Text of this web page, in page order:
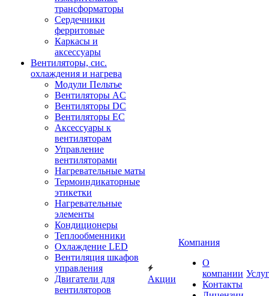
трансформаторы
Сердечники
ферритовые
Каркасы и
аксессуары
Вентиляторы, сис.
охлаждения и нагрева
Модули Пельтье
Вентиляторы AC
Вентиляторы DC
Вентиляторы EC
Аксессуары к
вентиляторам
Управление
вентиляторами
Нагревательные маты
Термоиндикаторные
этикетки
Нагревательные
элементы
Кондиционеры
Теплообменники
Охлаждение LED
Вентиляция шкафов
управления
Двигатели для
вентиляторов
Акции
Компания
О
компании
Контакты